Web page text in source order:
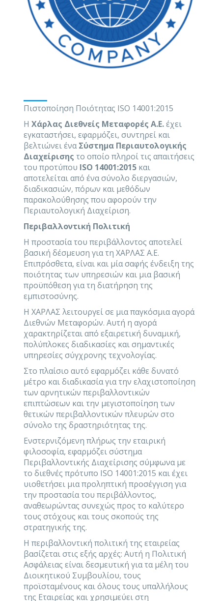
Πιστοποίηση Ποιότητας ISO 14001:2015
ΗΧάρλας Διεθνείς Μεταφορές Α.Ε.έχει
εγκαταστήσει, εφαρμόζει, συντηρεί και
βελτιώνει έναΣύστημα Περιαυτολογικής
Διαχείρισηςτο οποίο πληροί τις απαιτήσεις
του προτύπου ISO 14001:2015 και
αποτελείται από ένα σύνολο διεργασιών,
διαδικασιών, πόρων και μεθόδων
παρακολούθησης που αφορούν την
Περιαυτολογική Διαχείριση.
Περιβαλλοντική Πολιτική
Η προστασία του περιβάλλοντος αποτελεί
βασική δέσμευση για τη ΧΑΡΛΑΣ Α.Ε.
Επιπρόσθετα, είναι και μία σαφής ένδειξη της
ποιότητας των υπηρεσιών και μια βασική
προϋπόθεση για τη διατήρηση της
εμπιστοσύνης.
Η ΧΑΡΛΑΣ λειτουργεί σε μια παγκόσμια αγορά
Διεθνών Μεταφορών. Αυτή η αγορά
χαρακτηρίζεται από εξαιρετική δυναμική,
πολύπλοκες διαδικασίες και σημαντικές
υπηρεσίες σύγχρονης τεχνολογίας.
Στο πλαίσιο αυτό εφαρμόζει κάθε δυνατό
μέτρο και διαδικασία για την ελαχιστοποίηση
των αρνητικών περιβαλλοντικών
επιπτώσεων και την μεγιστοποίηση των
θετικών περιβαλλοντικών πλευρών στο
σύνολο της δραστηριότητας της.
Ενστερνιζόμενη πλήρως την εταιρική
φιλοσοφία, εφαρμόζει σύστημα
Περιβαλλοντικής Διαχείρισης σύμφωνα με
το διεθνές πρότυπο ISO 14001:2015 και έχει
υιοθετήσει μια προληπτική προσέγγιση για
την προστασία του περιβάλλοντος,
αναθεωρώντας συνεχώς προς το καλύτερο
τους στόχους και τους σκοπούς της
στρατηγικής της.
Η περιβαλλοντική πολιτική της εταιρείας
βασίζεται στις εξής αρχές: Αυτή η Πολιτική
Ασφάλειας είναι δεσμευτική για τα μέλη του
Διοικητικού Συμβουλίου, τους
προϊσταμένους και όλους τους υπαλλήλους
της Εταιρείας και χρησιμεύει στη